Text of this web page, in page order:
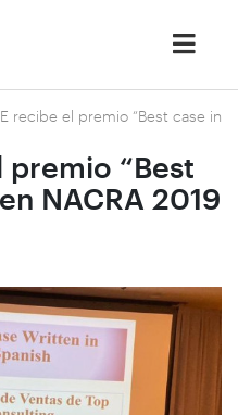
recibe el premio “Best case in
premio “Best
NACRA 2019